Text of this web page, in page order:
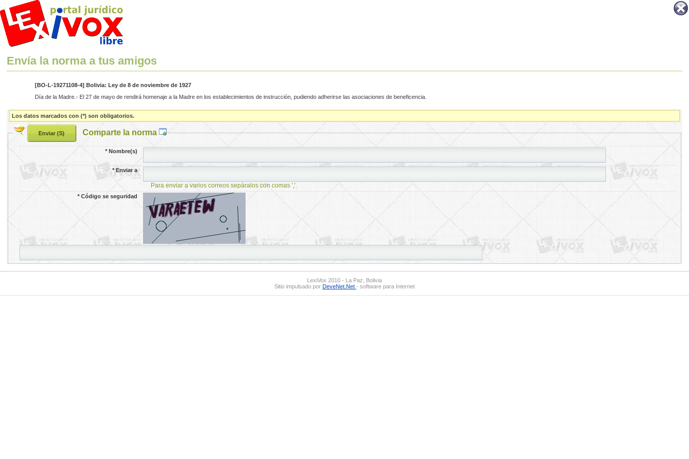
Envía la norma a tus amigos
[BO-L-19271108-4] Bolivia: Ley de 8 de noviembre de 1927
Día de la Madre.- El 27 de mayo de rendirá homenaje a la Madre en los establecimientos de instrucción, pudiendo adherirse las asociaciones de beneficencia.
Los datos marcados con (*) son obligatorios.
Comparte la norma
*Nombre(s)
*Enviar a
Para enviar a varios correos sepáralos con comas ','.
*Código se seguridad
LexiVox 2010 - La Paz, Bolivia
Sitio impulsado por DeveNet.Net - software para Internet